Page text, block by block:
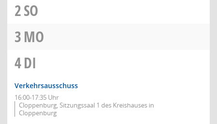
2SO
3MO
4DI
Verkehrsausschuss
16:00-17:35 Uhr
Cloppenburg, Sitzungssaal 1 des Kreishauses in
Cloppenburg